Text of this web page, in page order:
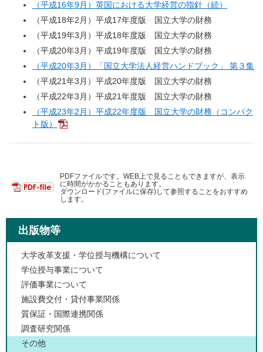
（平成16年9月）英国における大学経営の指針（続）
（平成18年2月）平成17年度版 国立大学の財務
（平成19年3月）平成18年度版 国立大学の財務
（平成20年3月）平成19年度版 国立大学の財務
（平成20年3月）「国立大学法人経営ハンドブック」 第３集
（平成21年3月）平成20年度版 国立大学の財務
（平成22年3月）平成21年度版 国立大学の財務
（平成23年2月）平成22年度版 国立大学の財務（コンパク
ト版）
PDFファイルです。WEB上で見ることもできますが、表示
に時間がかかることもあります。
ダウンロード(ファイルに保存)して参照することをおすすめ
します。
出版物等
大学改革支援・学位授与機構について
学位授与事業について
評価事業について
施設費交付・貸付事業関係
質保証・国際連携関係
調査研究関係
その他